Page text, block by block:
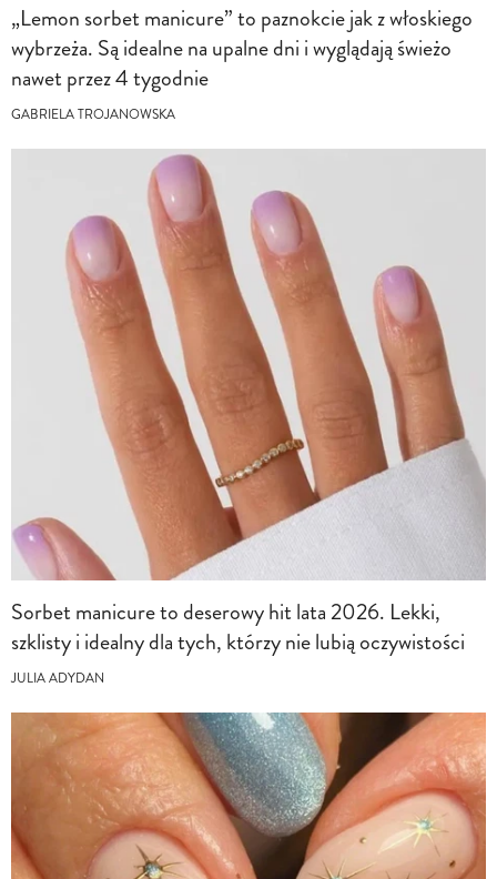
„Lemon sorbet manicure” to paznokcie jak z włoskiego
wybrzeża. Są idealne na upalne dni i wyglądają świeżo
nawet przez 4 tygodnie
GABRIELA TROJANOWSKA
Sorbet manicure to deserowy hit lata 2026. Lekki,
szklisty i idealny dla tych, którzy nie lubią oczywistości
JULIA ADYDAN